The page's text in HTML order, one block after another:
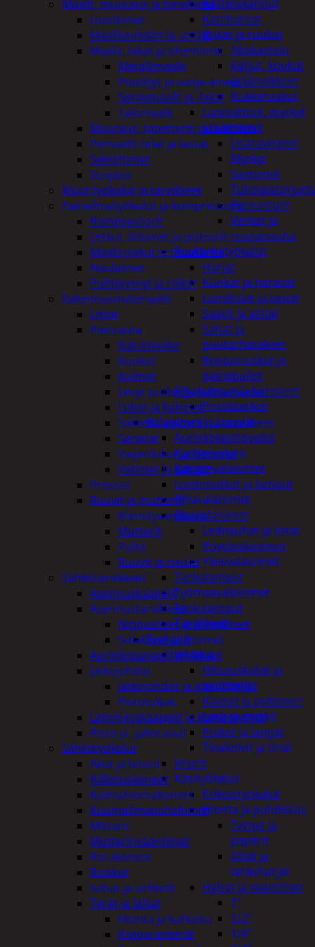
Kastelukannut
Kateharsot
Kukat ja ruukut
Altakastelu
Ketjut, koukut
ja kiinnikkeet
Kukkaruukut
Lannoitteet, myrkyt
ja siemenet
Lisäravinteet
Myrkyt
Siemenet
Pensastuet
Verkot ja
reunanauha
Puutarhatyökalut
Harjat
Kuokat ja haravat
Lumikolat ja lapiot
Saavit ja astiat
Sahat ja
puutarhasakset
Reppuruiskut ja
painepullot
Pihapatsaat ja koristeet
Postilaatikot
Valaisimet ja lamput
Aurinkokennovalot
Koristevalot
Koristevalaisimet
Loisteputket ja lamput
Pihavalaisimet
Sisävalaisimet
Lednauhat ja listat
Pöytävalaisimet
Yleisvalaisimet
Taskulamput
Työmaavalaisimet
Taskulamput
Tarvikkeet
Työkalut
Hitsaus
Hitsauskolvit ja
suuttimet
Kaasut ja polttimet
Lasit ja maskit
Puikot ja langat
Tinakolvit ja tinat
Imurit
Käsityökalut
Erikoistyökalut
Hionta ja puhdistus
Tyynyt ja
paperit
Viilat ja
teräsharjat
Hylsyt ja vääntimet
1"
1/2"
1/4"
Maalit, muuraus ja tarvikkeet
Liuottimet
Maalikaukalot ja -astiat
Maalit, lakat ja ohentimet
Metallimaalit
Puuöljyt ja suoja-aineet
Spraymaalit ja -lakat
Talomaalit
Muuraus, tapetointi ja laatoitus
Pensselit telat ja lastat
Sekoittimet
Suojaus
Muut työkalut ja tarvikkeet
Paineilmatyökalut ja kompressorit
Kompressorit
Letkut, liittimet ja pistoolit
Maaliruiskut ja tarvikkeet
Naulaimet
Pulttipyssyt ja räikät
Rakennusmateriaalit
Listat
Pienrauta
Kalustejalat
Koukut
Kulmat
Levyt putket ja kulmaraudat
Lukot ja hakaset
Sakkelit, pylpyrät ja tarvikkeet
Saranat
Vaijerilukot ja klemmarit
Vetimet ja kahvat
Pressut
Ruuvit ja mutterit
Kiinnitysankkurit
Mutterit
Pultit
Ruuvit ja naulat
Sähkötarvikkeet
Asennuskaapelit
Asennustarvikkeet
Nippusiteet ja kiinnikkeet
Sulakkeet ja liittimet
Aurinkopaneelitarvikkeet
Jatkojohdot
Jatkojohdot ja ajastinkellot
Pistotulpat
Lämmityskaapelit ja komponentit
Pisto ja -jakorasiat
Sähkötyökalut
Akut ja laturit
Kiillotuskoneet
Kulmahiomakoneet
Kuumailmapuhaltimet
Mittarit
Mutterinvääntimet
Porakoneet
Ruiskut
Sahat ja sirkkelit
Terät ja laikat
Hionta ja katkaisu
Kiviporanterät